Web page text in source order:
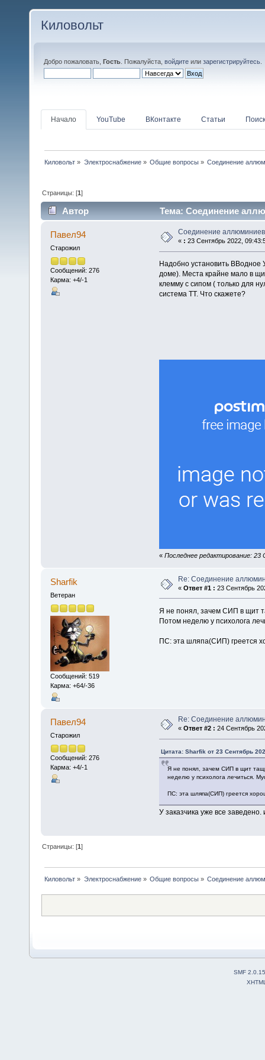
Киловольт
Добро пожаловать, Гость . Пожалуйста, войдите или зарегистрируйтесь
Начало YouTube ВКонтакте Статьи Поиск
Киловольт » Электроснабжение» Общие вопросы» Соединение
Страницы: [1]
Автор Тема: Соединение
Павел94
Старожил
Сообщений: 276
Карма: +4/-1
Соединение
« : 23 Сентябрь 2022,
Надобно установить
доме). Места крайне мало в
клемму с сипом ( только для
система ТТ. Что скажете?
« Последнее редактирование:
Sharfik
Ветеран
Сообщений: 519
Карма: +64/-36
Re: Соединение
« Ответ #1 : 23 Сентябрь
Я не понял, зачем СИП в щит
Потом неделю у психолога
ПС: эта шляпа(СИП) греется
Павел94
Старожил
Сообщений: 276
Карма: +4/-1
Re: Соединение
« Ответ #2 : 24 Сентябрь
Цитата: Sharfik от 23 Сентябрь
Я не понял, зачем СИП в щит
неделю у психолога лечиться.
ПС: эта шляпа(СИП) греется
У заказчика уже все
Страницы: [1]
Киловольт » Электроснабжение» Общие вопросы» Соединение
SMF 2.0.15